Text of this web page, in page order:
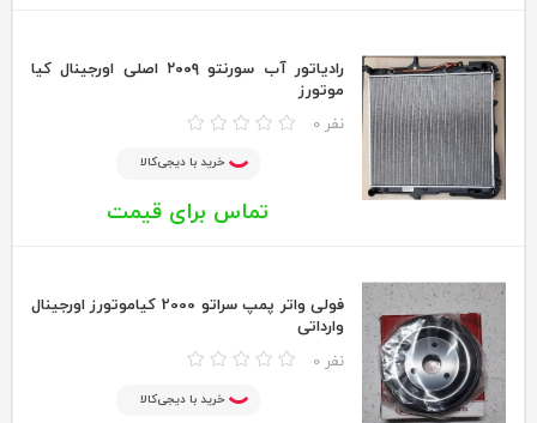
رادیاتور آب سورنتو ۲۰۰۹ اصلی اورجینال کیا
موتورز
0 نفر
خرید با دیجی‌کالا
تماس برای قیمت
فولی واتر پمپ سراتو 2000 کیاموتورز اورجینال
وارداتی
0 نفر
خرید با دیجی‌کالا